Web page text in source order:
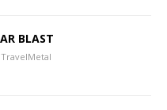
BLAST
TravelMetal